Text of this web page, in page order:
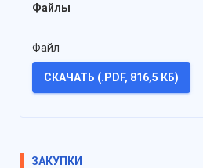
Файлы
Файл
СКАЧАТЬ (.PDF, 816,5 КБ)
ЗАКУПКИ